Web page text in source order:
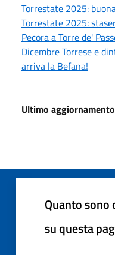
Torrestate 2025:
Torrestate 2025:
Pecora a Torre de'
Dicembre Torrese e
arriva la Befana!
Ultimo aggiornamento
Quanto
su questa